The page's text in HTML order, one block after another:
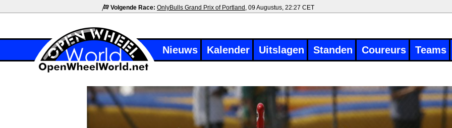
Volgende Race: OnlyBulls Grand Prix of Portland , 09 Augustus, 22:27 CET
Nieuws Kalender Uitslagen Standen Coureurs Teams